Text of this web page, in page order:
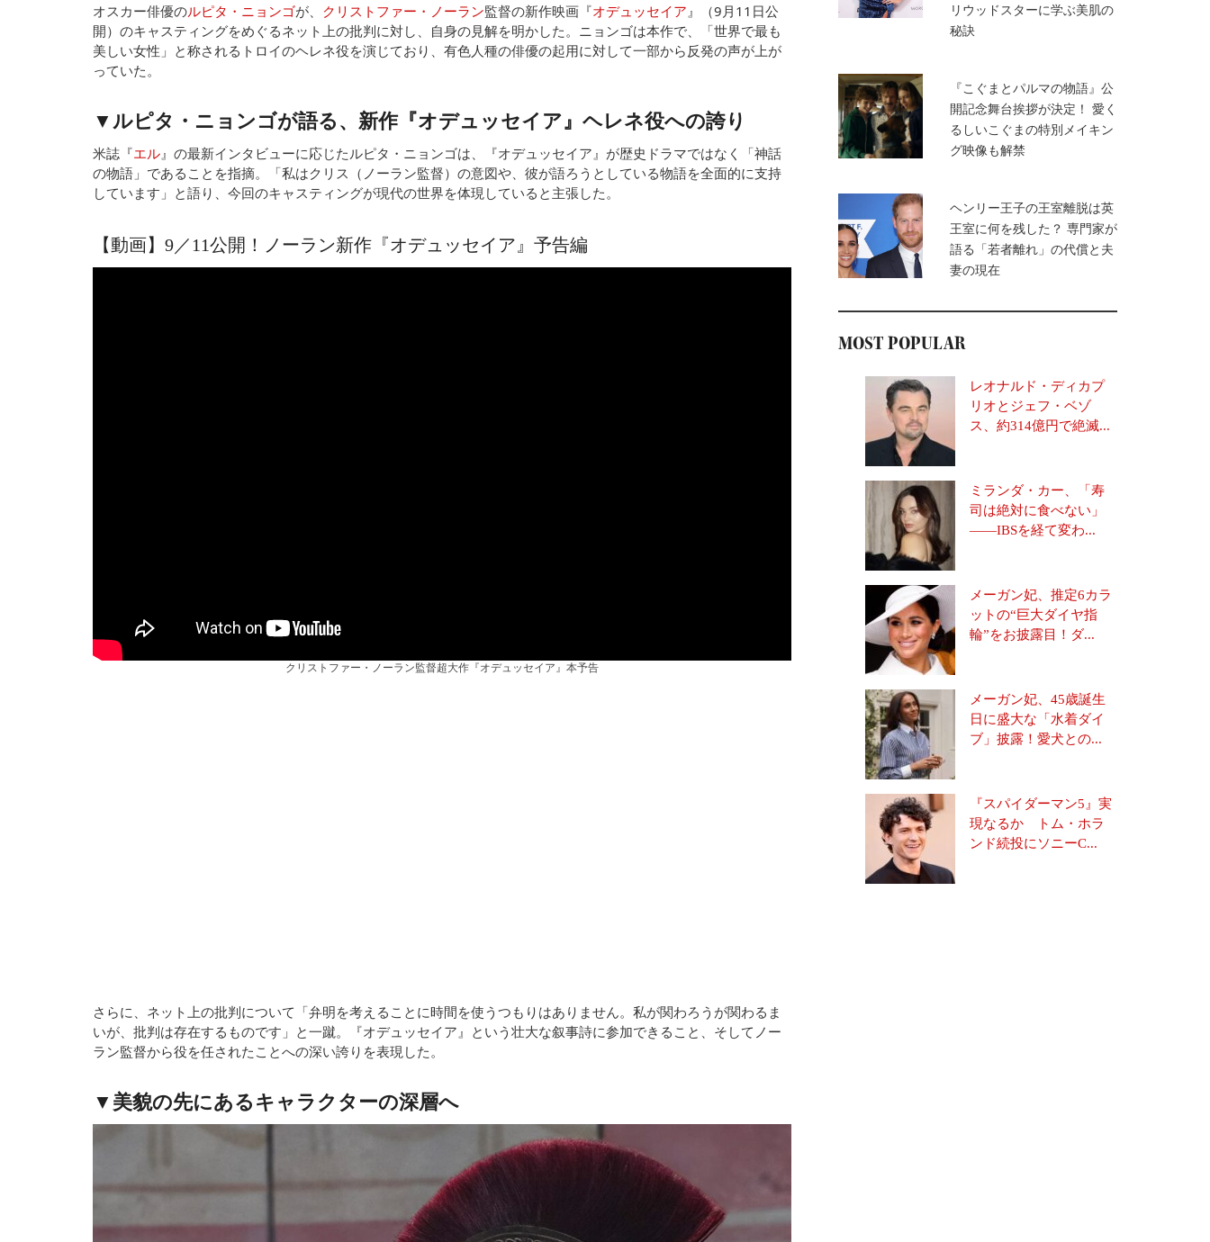
オスカー俳優のルピタ・ニョンゴが、 クリストファー・ノーラン監督の新作映画『オデュッセイア 』（9月11日公
開）のキャスティングをめぐるネット上の批判に対し、自身の見解を明かした。ニョンゴは本作で、「世界で最も
美しい女性」と称されるトロイのヘレネ役を演じており、有色人種の俳優の起用に対して一部から反発の声が上が
っていた。
▼ルピタ・ニョンゴが語る、新作『オデュッセイア』ヘレネ役への誇り
米誌『エル』の最新インタビューに応じたルピタ・ニョンゴは、『オデュッセイア』が歴史ドラマではなく「神話
の物語」であることを指摘。「私はクリス（ノーラン監督）の意図や、彼が語ろうとしている物語を全面的に支持
しています」と語り、今回のキャスティングが現代の世界を体現していると主張した。
【動画】9／11公開！ノーラン新作『オデュッセイア』予告編
クリストファー・ノーラン監督超大作『オデュッセイア』本予告
さらに、ネット上の批判について「弁明を考えることに時間を使うつもりはありません。私が関わろうが関わるま
いが、批判は存在するものです」と一蹴。『オデュッセイア』という壮大な叙事詩に参加できること、そしてノー
ラン監督から役を任されたことへの深い誇りを表現した。
▼美貌の先にあるキャラクターの深層へ
リウッドスターに学ぶ美肌の
秘訣
『こぐまとパルマの物語』公
開記念舞台挨拶が決定！ 愛く
るしいこぐまの特別メイキン
グ映像も解禁
ヘンリー王子の王室離脱は英
王室に何を残した？ 専門家が
語る「若者離れ」の代償と夫
妻の現在
MOST POPULAR
レオナルド・ディカプ
リオとジェフ・ベゾ
ス、約314億円で絶滅...
ミランダ・カー、「寿
司は絶対に食べない」
――IBSを経て変わ...
メーガン妃、推定6カラ
ットの“巨大ダイヤ指
輪”をお披露目！ダ...
メーガン妃、45歳誕生
日に盛大な「水着ダイ
ブ」披露！愛犬との...
『スパイダーマン5』実
現なるか トム・ホラ
ンド続投にソニーC...